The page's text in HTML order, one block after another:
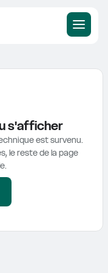
s'afficher
est survenu.
le reste de la page